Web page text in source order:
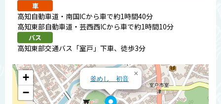
車
高知自動車道・南国ICから車で約1時間40分
高知東部自動車道・芸西西ICから車で約1時間10分
バス
高知東部交通バス「室戸」下車、徒歩3分
釜めし 初音
×
+
−